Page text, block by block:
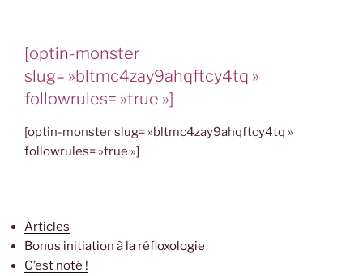
[optin-monster
slug= »bltmc4zay9ahqftcy4tq »
followrules= »true »]
[optin-monster slug= »bltmc4zay9ahqftcy4tq »
followrules= »true »]
Articles
Bonus initiation à la réfloxologie
C’est noté !